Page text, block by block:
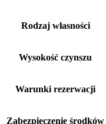
Rodzaj własności
Wysokość czynszu
Warunki rezerwacji
Zabezpieczenie środków